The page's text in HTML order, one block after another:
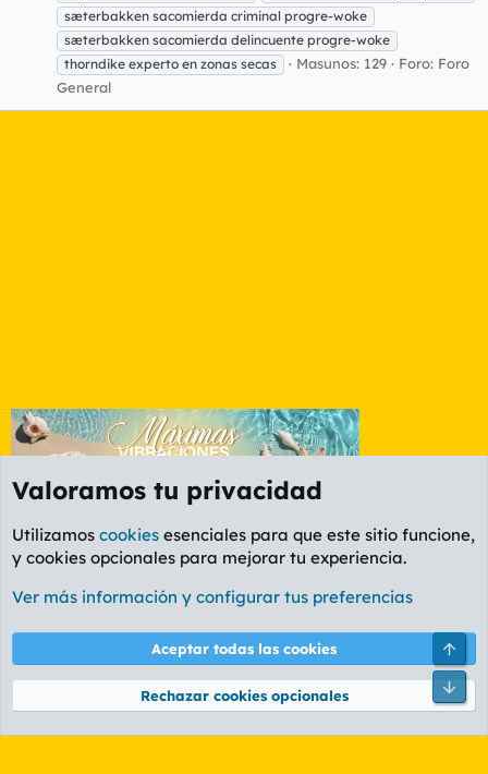
sæterbakken sacomierda criminal progre-woke
sæterbakken sacomierda delincuente progre-woke
thorndike experto en zonas secas
Masunos: 129 Foro: Foro
General
Etiquetas
Cookies
PL OLDSTYLE AMARILLO
Términos y reglas Política de privacidad Ayuda
Community platform by XenForo® © 2010-2026 XenForo Ltd.
Valoramos tu privacidad
Utilizamos cookies esenciales para que este sitio funcione,
y cookies opcionales para mejorar tu experiencia.
Ver más información y configurar tus preferencias
Aceptar todas las cookies
Rechazar cookies opcionales
Pie